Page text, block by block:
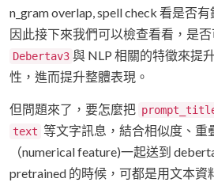
n_gram overlap, spell check 看是否
因此接下來我們可以檢查看看，是
Debertav3 與 NLP 相關的特徵來提
性，進而提升整體表現。
但問題來了，要怎麼把
text 等文字訊息，結合相似度、重
（numerical feature)一起送到
pretrained 的時候，可都是用文本資